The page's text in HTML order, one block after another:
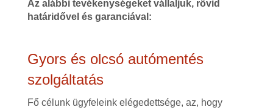
Az alábbi tevékenységeket vállaljuk, rövid
határidővel és garanciával:
Gyors és olcsó autómentés
szolgáltatás
Fő célunk ügyfeleink elégedettsége, az, hogy